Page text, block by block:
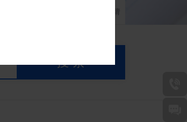
搜 索